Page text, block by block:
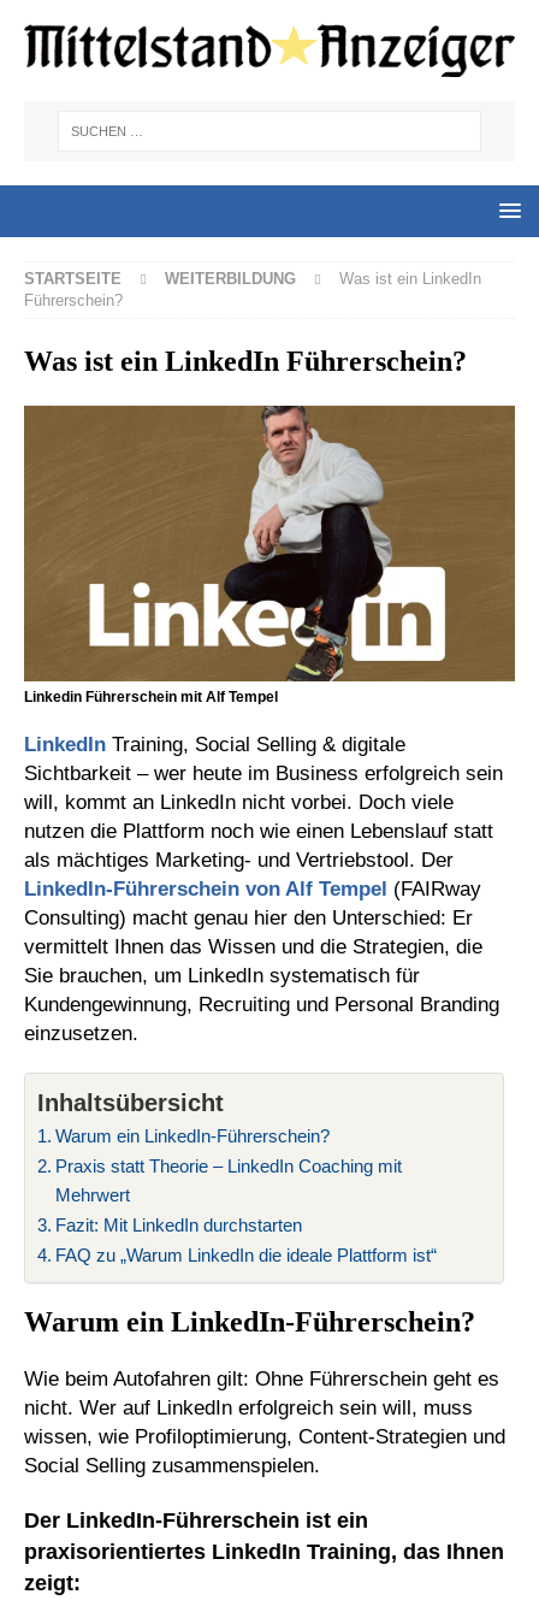
STARTSEITE WEITERBILDUNG
Was ist ein LinkedIn
Führerschein?
Was ist ein LinkedIn Führerschein?
Linkedin Führerschein mit Alf Tempel
LinkedIn Training, Social Selling & digitale
Sichtbarkeit – wer heute im Business erfolgreich sein
will, kommt an LinkedIn nicht vorbei. Doch viele
nutzen die Plattform noch wie einen Lebenslauf statt
als mächtiges Marketing- und Vertriebstool. Der
LinkedIn-Führerschein von Alf Tempel (FAIRway
Consulting) macht genau hier den Unterschied: Er
vermittelt Ihnen das Wissen und die Strategien, die
Sie brauchen, um LinkedIn systematisch für
Kundengewinnung, Recruiting und Personal Branding
einzusetzen.
Inhaltsübersicht
Warum ein LinkedIn-Führerschein?
Praxis statt Theorie – LinkedIn Coaching mit
Mehrwert
Fazit: Mit LinkedIn durchstarten
FAQ zu „Warum LinkedIn die ideale Plattform ist“
Warum ein LinkedIn-Führerschein?
Wie beim Autofahren gilt: Ohne Führerschein geht es
nicht. Wer auf LinkedIn erfolgreich sein will, muss
wissen, wie Profiloptimierung, Content-Strategien und
Social Selling zusammenspielen.
Der LinkedIn-Führerschein ist ein
praxisorientiertes LinkedIn Training, das Ihnen
zeigt: